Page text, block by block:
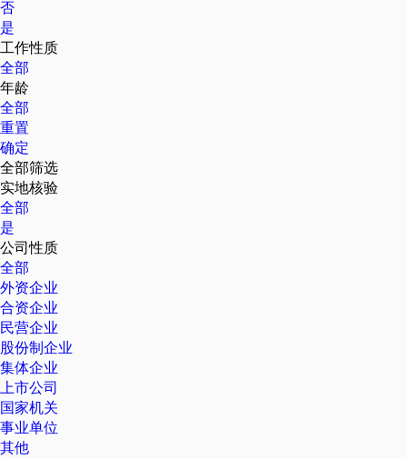
否
是
工作性质
全部
年龄
全部
重置
确定
全部筛选
实地核验
全部
是
公司性质
全部
外资企业
合资企业
民营企业
股份制企业
集体企业
上市公司
国家机关
事业单位
其他